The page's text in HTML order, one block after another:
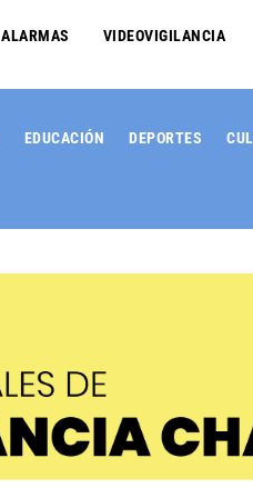
ALARMAS VIDEOVIGILANCIA
EDUCACIÓN DEPORTES